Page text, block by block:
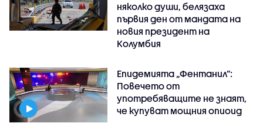
няколко души, белязаха
първия ден от мандата на
новия президент на
Колумбия
Епидемията „Фентанил”:
Повечето от
употребяващите не знаят,
че купуват мощния опиоид